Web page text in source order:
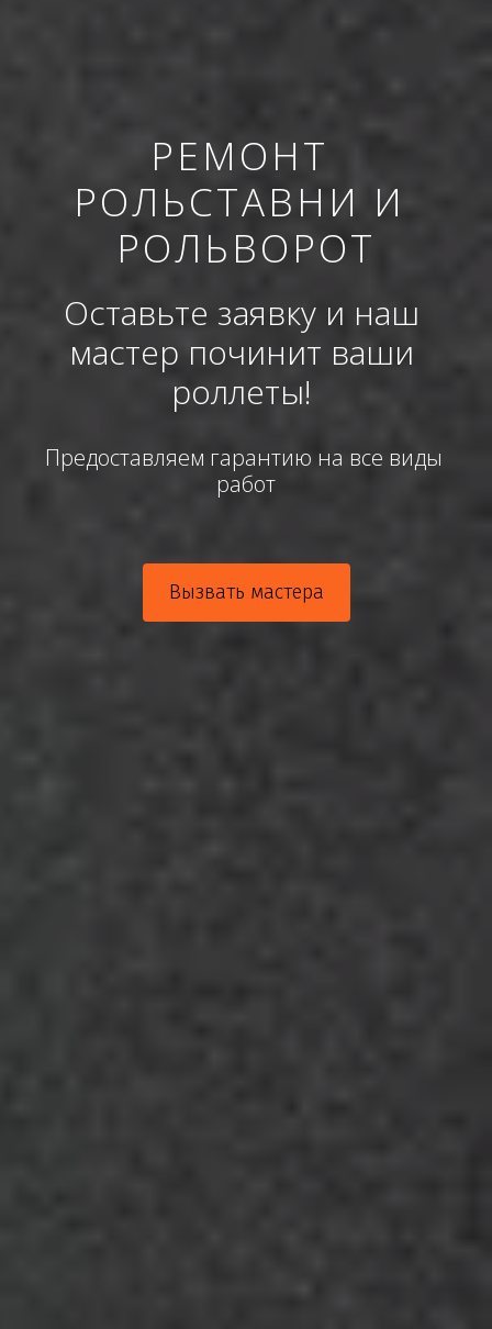
РЕМОНТ
РОЛЬСТАВНИ И
РОЛЬВОРОТ
Оставьте заявку и наш
мастер починит ваши
роллеты!
Предоставляем гарантию на все виды
работ
Вызвать мастера